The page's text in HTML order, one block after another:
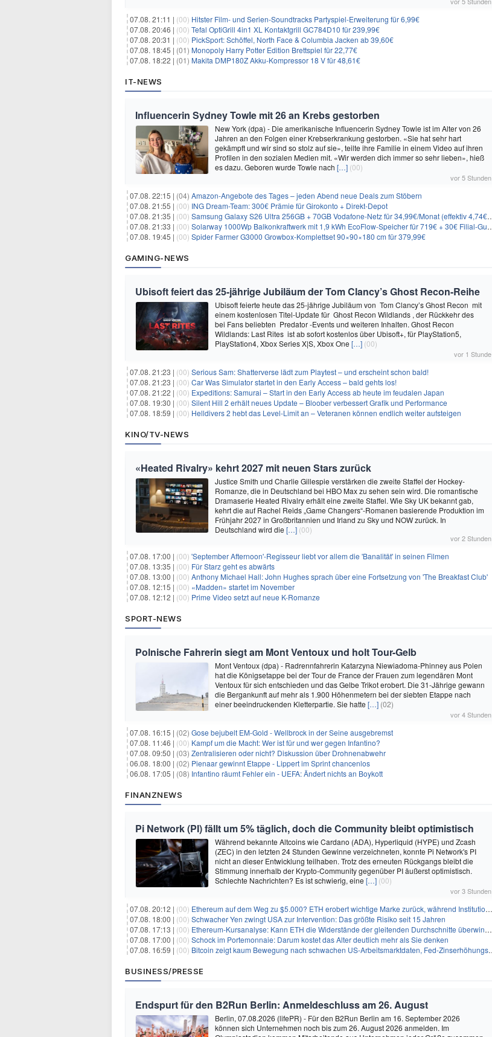
07.08. 21:11 | (00) Hitster Film- und Serien-Soundtracks Partyspiel-Erweiterung für 6,99€
07.08. 20:46 | (00) Tefal OptiGrill 4in1 XL Kontaktgrill GC784D10 für 239,99€
07.08. 20:31 | (00) PickSport: Schöffel, North Face & Columbia Jacken ab 39,60€
07.08. 18:45 | (01) Monopoly Harry Potter Edition Brettspiel für 22,77€
07.08. 18:22 | (01) Makita DMP180Z Akku-Kompressor 18 V für 48,61€
IT-NEWS
Influencerin Sydney Towle mit 26 an Krebs gestorben
New York (dpa) - Die amerikanische Influencerin Sydney Towle ist im Alter von 26
Jahren an den Folgen einer Krebserkrankung gestorben. «Sie hat sehr hart
gekämpft und wir sind so stolz auf sie», teilte ihre Familie in einem Video auf ihren
Profilen in den sozialen Medien mit. «Wir werden dich immer so sehr lieben», hieß
es dazu. Geboren wurde Towle nach […] (00)
vor 5 Stunden
07.08. 22:15 | (04) Amazon-Angebote des Tages – jeden Abend neue Deals zum Stöbern
07.08. 21:55 | (00) ING Dream-Team: 300€ Prämie für Girokonto + Direkt-Depot
07.08. 21:35 | (00) Samsung Galaxy S26 Ultra 256GB + 70GB Vodafone-Netz für 34,99€/Monat (effektiv 4,74€/Monat)
07.08. 21:33 | (00) Solarway 1000Wp Balkonkraftwerk mit 1,9 kWh EcoFlow-Speicher für 719€ + 30€ Filial-Gutschein
07.08. 19:45 | (00) Spider Farmer G3000 Growbox-Komplettset 90×90×180 cm für 379,99€
GAMING-NEWS
Ubisoft feiert das 25-jährige Jubiläum der Tom Clancy’s Ghost Recon-Reihe
Ubisoft feierte heute das 25-jährige Jubiläum von Tom Clancy’s Ghost Recon mit
einem kostenlosen Titel-Update für Ghost Recon Wildlands , der Rückkehr des
bei Fans beliebten Predator -Events und weiteren Inhalten. Ghost Recon
Wildlands: Last Rites ist ab sofort kostenlos über Ubisoft+, für PlayStation5,
PlayStation4, Xbox Series X|S, Xbox One […] (00)
vor 1 Stunde
07.08. 21:23 | (00) Serious Sam: Shatterverse lädt zum Playtest – und erscheint schon bald!
07.08. 21:23 | (00) Car Was Simulator startet in den Early Access – bald gehts los!
07.08. 21:22 | (00) Expeditions: Samurai – Start in den Early Access ab heute im feudalen Japan
07.08. 19:30 | (00) Silent Hill 2 erhält neues Update – Bloober verbessert Grafik und Performance
07.08. 18:59 | (00) Helldivers 2 hebt das Level-Limit an – Veteranen können endlich weiter aufsteigen
KINO/TV-NEWS
«Heated Rivalry» kehrt 2027 mit neuen Stars zurück
Justice Smith und Charlie Gillespie verstärken die zweite Staffel der Hockey-
Romanze, die in Deutschland bei HBO Max zu sehen sein wird. Die romantische
Dramaserie Heated Rivalry erhält eine zweite Staffel. Wie Sky UK bekannt gab,
kehrt die auf Rachel Reids „Game Changers“-Romanen basierende Produktion im
Frühjahr 2027 in Großbritannien und Irland zu Sky und NOW zurück. In
Deutschland wird die […] (00)
vor 2 Stunden
07.08. 17:00 | (00) 'September Afternoon'-Regisseur liebt vor allem die 'Banalität' in seinen Filmen
07.08. 13:35 | (00) Für Starz geht es abwärts
07.08. 13:00 | (00) Anthony Michael Hall: John Hughes sprach über eine Fortsetzung von 'The Breakfast Club'
07.08. 12:15 | (00) «Madden» startet im November
07.08. 12:12 | (00) Prime Video setzt auf neue K-Romanze
SPORT-NEWS
Polnische Fahrerin siegt am Mont Ventoux und holt Tour-Gelb
Mont Ventoux (dpa) - Radrennfahrerin Katarzyna Niewiadoma-Phinney aus Polen
hat die Königsetappe bei der Tour de France der Frauen zum legendären Mont
Ventoux für sich entschieden und das Gelbe Trikot erobert. Die 31-Jährige gewann
die Bergankunft auf mehr als 1.900 Höhenmetern bei der siebten Etappe nach
einer beeindruckenden Kletterpartie. Sie hatte […] (02)
vor 4 Stunden
07.08. 16:15 | (02) Gose bejubelt EM-Gold - Wellbrock in der Seine ausgebremst
07.08. 11:46 | (00) Kampf um die Macht: Wer ist für und wer gegen Infantino?
07.08. 09:50 | (03) Zentralisieren oder nicht? Diskussion über Drohnenabwehr
06.08. 18:00 | (02) Pienaar gewinnt Etappe - Lippert im Sprint chancenlos
06.08. 17:05 | (08) Infantino räumt Fehler ein - UEFA: Ändert nichts an Boykott
FINANZNEWS
Pi Network (PI) fällt um 5% täglich, doch die Community bleibt optimistisch
Während bekannte Altcoins wie Cardano (ADA), Hyperliquid (HYPE) und Zcash
(ZEC) in den letzten 24 Stunden Gewinne verzeichneten, konnte Pi Network's PI
nicht an dieser Entwicklung teilhaben. Trotz des erneuten Rückgangs bleibt die
Stimmung innerhalb der Krypto-Community gegenüber PI äußerst optimistisch.
Schlechte Nachrichten? Es ist schwierig, eine […] (00)
vor 3 Stunden
07.08. 20:12 | (00) Ethereum auf dem Weg zu $5.000? ETH erobert wichtige Marke zurück, während Institutionen weiter akkumulieren
07.08. 18:00 | (00) Schwacher Yen zwingt USA zur Intervention: Das größte Risiko seit 15 Jahren
07.08. 17:13 | (00) Ethereum-Kursanalyse: Kann ETH die Widerstände der gleitenden Durchschnitte überwinden?
07.08. 17:00 | (00) Schock im Portemonnaie: Darum kostet das Alter deutlich mehr als Sie denken
07.08. 16:59 | (00) Bitcoin zeigt kaum Bewegung nach schwachen US-Arbeitsmarktdaten, Fed-Zinserhöhungschancen sinken auf 44%
BUSINESS/PRESSE
Endspurt für den B2Run Berlin: Anmeldeschluss am 26. August
Berlin, 07.08.2026 (lifePR) - Für den B2Run Berlin am 16. September 2026
können sich Unternehmen noch bis zum 26. August 2026 anmelden. Im